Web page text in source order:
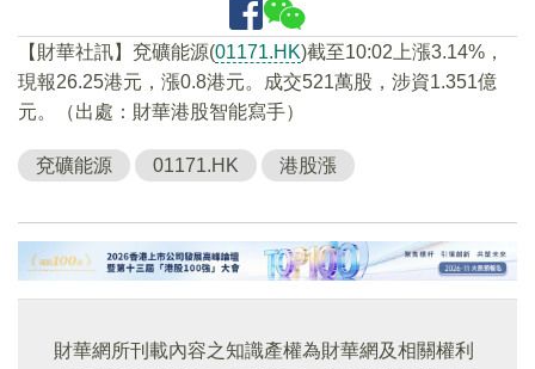
【財華社訊】兗礦能源(01171.HK)截至10:02上漲3.14%，
現報26.25港元，漲0.8港元。成交521萬股，涉資1.351億
元。（出處：財華港股智能寫手）
兗礦能源 01171.HK 港股漲
財華網所刊載內容之知識產權為財華網及相關權利